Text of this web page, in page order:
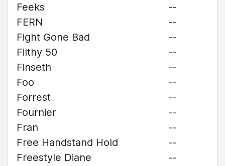
Feeks
--
FERN
--
Fight Gone Bad
--
Filthy 50
--
Finseth
--
Foo
--
Forrest
--
Fournier
--
Fran
--
Free Handstand Hold
--
Freestyle Diane
--